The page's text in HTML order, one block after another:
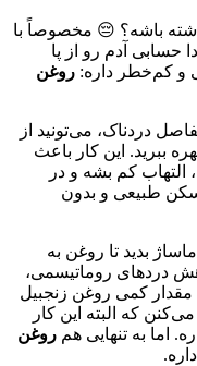
باشه؟ 😔 مخصوصاً با
حسابی آدم رو از پا
و کم‌خطر داره: روغن
دردناک، می‌تونید از
ببرید. این کار باعث
کم بشه و در
طبیعی و بدون
بدید تا روغن به
دردهای روماتیسمی،
مقدار کمی روغن زنجبیل
که البته این کار
اما به تنهایی هم روغن